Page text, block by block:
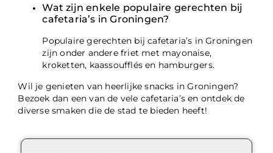
Wat zijn enkele populaire gerechten bij
cafetaria’s in Groningen?
Populaire gerechten bij cafetaria’s in Groningen
zijn onder andere friet met mayonaise,
kroketten, kaassoufflés en hamburgers.
Wil je genieten van heerlijke snacks in Groningen?
Bezoek dan een van de vele cafetaria’s en ontdek de
diverse smaken die de stad te bieden heeft!